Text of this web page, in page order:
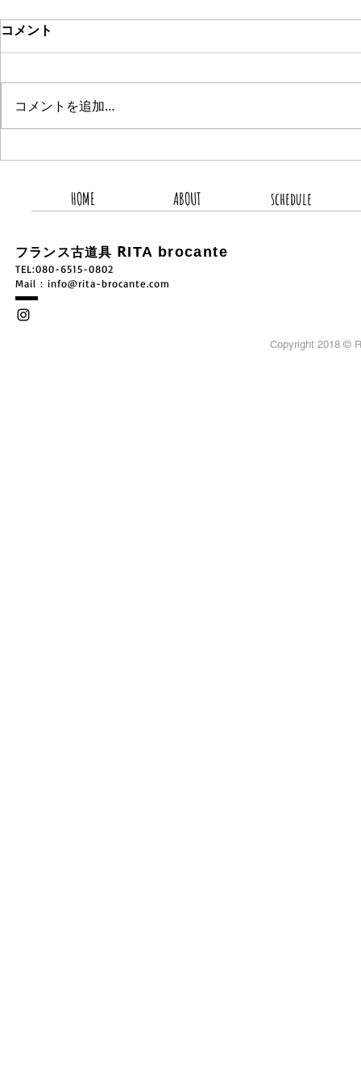
コメント
コメントを追加…
HOME ABOUT schedule
フランス古道具 RITA brocante
TEL:080-6515-0802
​Mail：info@rita-brocante.com
Copyright 2018 ©